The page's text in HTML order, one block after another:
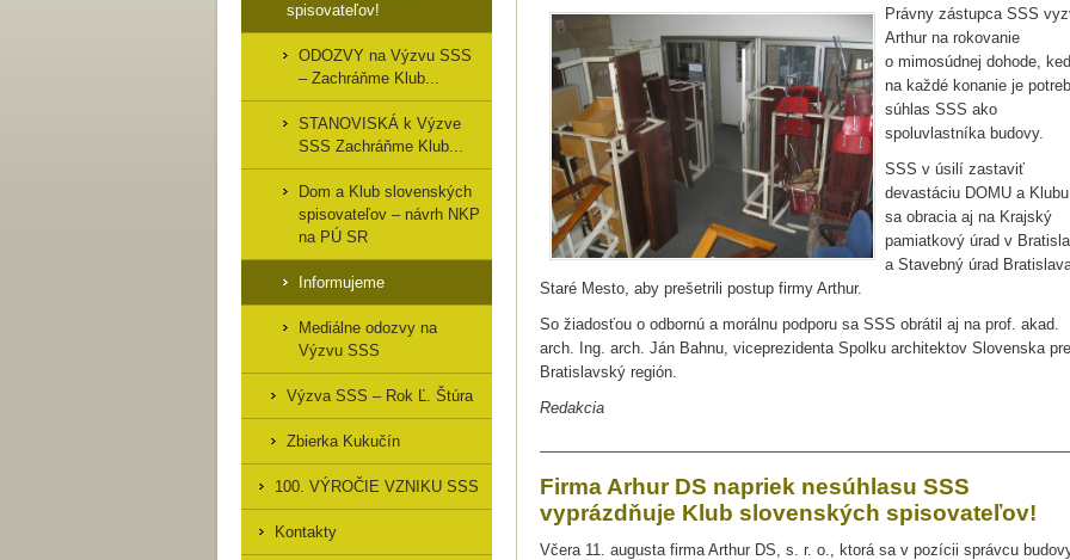
Právny zástupca SSS vyz
Arthur na rokovanie
o mimosúdnej dohode,
na každé konanie je
súhlas SSS ako
spoluvlastníka budovy.
SSS v úsilí zastaviť
devastáciu DOMU a Klubu
sa obracia aj na Krajský
pamiatkový úrad v
a Stavebný úrad
Staré Mesto, aby prešetrili postup firmy Arthur.
So žiadosťou o odbornú a morálnu podporu sa SSS obrátil aj na prof. akad.
arch. Ing. arch. Ján Bahnu, viceprezidenta Spolku architektov Slovenska pre
Bratislavský región.
Redakcia
Firma Arhur DS napriek nesúhlasu SSS
vyprázdňuje Klub slovenských spisovateľov!
Včera 11. augusta firma Arthur DS, s. r. o., ktorá sa v pozícii správcu
spisovateľov!
ODOZVY na Výzvu SSS
– Zachráňme Klub...
STANOVISKÁ k Výzve
SSS Zachráňme Klub...
Dom a Klub slovenských
spisovateľov – návrh NKP
na PÚ SR
Informujeme
Mediálne odozvy na
Výzvu SSS
Výzva SSS – Rok Ľ. Štúra
Zbierka Kukučín
100. VÝROČIE VZNIKU SSS
Kontakty